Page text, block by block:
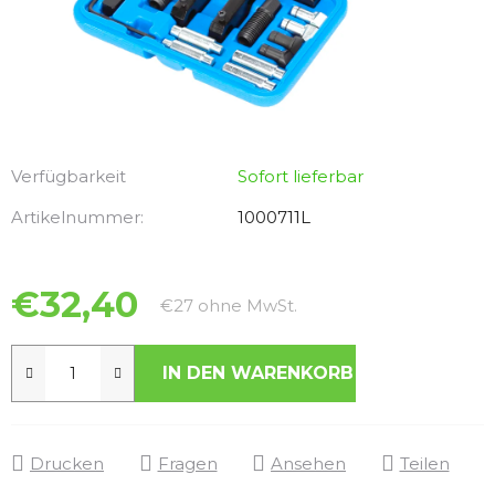
Verfügbarkeit
Sofort lieferbar
Artikelnummer:
1000711L
€32,40 €27 ohne MwSt.
IN DEN WARENKORB
Drucken Fragen Ansehen Teilen